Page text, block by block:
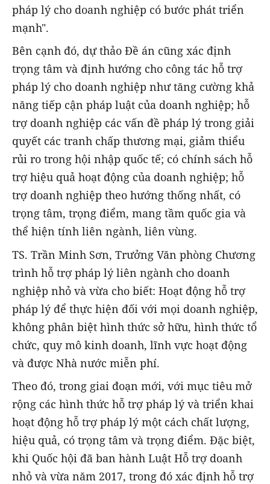
pháp lý cho doanh nghiệp có bước phát triển
mạnh".
Bên cạnh đó, dự thảo Đề án cũng xác định
trọng tâm và định hướng cho công tác hỗ trợ
pháp lý cho doanh nghiệp như tăng cường khả
năng tiếp cận pháp luật của doanh nghiệp; hỗ
trợ doanh nghiệp các vấn đề pháp lý trong giải
quyết các tranh chấp thương mại, giảm thiểu
rủi ro trong hội nhập quốc tế; có chính sách hỗ
trợ hiệu quả hoạt động của doanh nghiệp; hỗ
trợ doanh nghiệp theo hướng thống nhất, có
trọng tâm, trọng điểm, mang tầm quốc gia và
thể hiện tính liên ngành, liên vùng.
TS. Trần Minh Sơn, Trưởng Văn phòng Chương
trình hỗ trợ pháp lý liên ngành cho doanh
nghiệp nhỏ và vừa cho biết: Hoạt động hỗ trợ
pháp lý để thực hiện đối với mọi doanh nghiệp,
không phân biệt hình thức sở hữu, hình thức tổ
chức, quy mô kinh doanh, lĩnh vực hoạt động
và được Nhà nước miễn phí.
Theo đó, trong giai đoạn mới, với mục tiêu mở
rộng các hình thức hỗ trợ pháp lý và triển khai
hoạt động hỗ trợ pháp lý một cách chất lượng,
hiệu quả, có trọng tâm và trọng điểm. Đặc biệt,
khi Quốc hội đã ban hành Luật Hỗ trợ doanh
nhỏ và vừa năm 2017, trong đó xác định hỗ trợ